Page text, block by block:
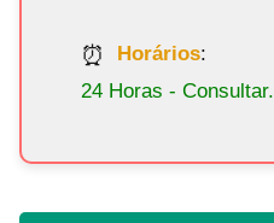
Horários:
24 Horas - Consultar.